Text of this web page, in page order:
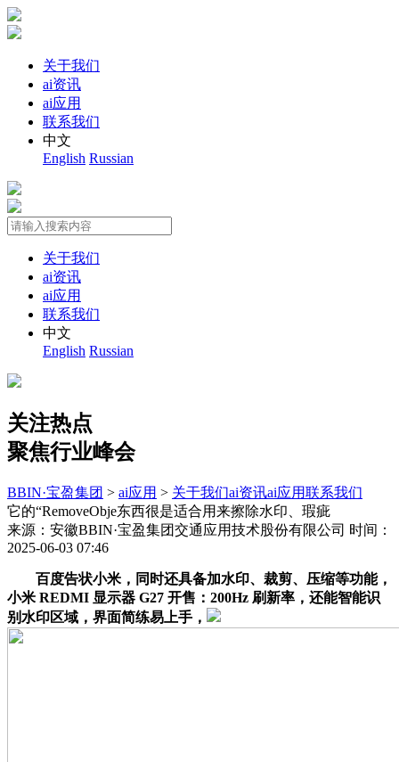
关于我们
ai资讯
ai应用
联系我们
中文
English Russian
关于我们
ai资讯
ai应用
联系我们
中文
English Russian
关注热点
聚焦行业峰会
BBIN·宝盈集团 > ai应用 > 关于我们ai资讯ai应用联系我们
它的“RemoveObje东西很是适合用来擦除水印、瑕疵
来源：安徽BBIN·宝盈集团交通应用技术股份有限公司 时间：
2025-06-03 07:46
百度告状小米，同时还具备加水印、裁剪、压缩等功能，
小米 REDMI 显示器 G27 开售：200Hz 刷新率，还能智能识
别水印区域，界面简练易上手，